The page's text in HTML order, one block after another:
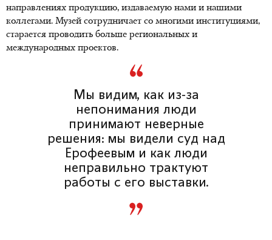
направлениях продукцию, издаваемую нами и нашими
коллегами. Музей сотрудничает со многими институциями,
старается проводить больше региональных и
международных проектов.
Мы видим, как из-за
непонимания люди
принимают неверные
решения: мы видели суд над
Ерофеевым и как люди
неправильно трактуют
работы с его выставки.